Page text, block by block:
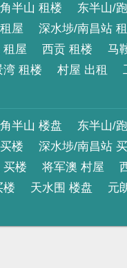
半山 租楼 东半山/
屋 深水埗/南昌站
租屋 西贡 租楼 马
湾 租楼 村屋 出租
半山 楼盘 东半山/
楼 深水埗/南昌站
买楼 将军澳 村屋
楼 天水围 楼盘 元